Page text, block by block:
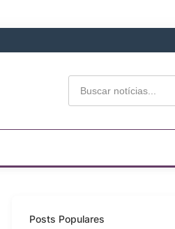
Posts Populares